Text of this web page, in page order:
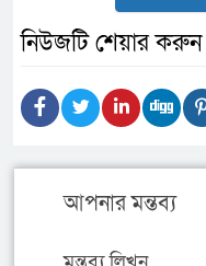
নিউজটি শেয়ার করুন
আপনার মন্তব্য